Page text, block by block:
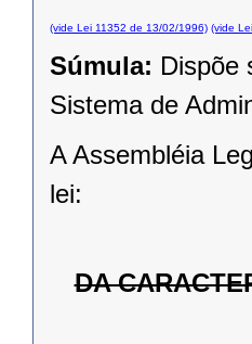
(vide Lei 11352 de 13/02/1996) (vide
Súmula: Dispõe
Sistema de
A Assembléia
lei:
DA